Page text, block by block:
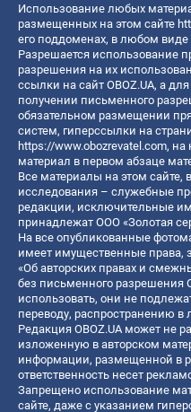
Использование любых
размещенных на этом сайте
его поддоменах, в любом виде
Разрешается использование
разрешения на их
ссылки на сайт OBOZ.UA, а
получении письменного
обязательном размещении
систем, гиперссылки на
https://www.obozrevatel.com, на
материал в первом абзаце
Все материалы на этом сайте,
исследования – служебные
редакции, исключительные
принадлежат ООО «Золотая
На все опубликованные
имеет имущественные
«Об авторских правах и
без письменного разрешения
использовать, они не
переводу, распространению
Редакция OBOZ.UA может не
изложенную в авторском
информации, размещенной в
ответственность несет
Запрещено использование
сайте, даже с указанием